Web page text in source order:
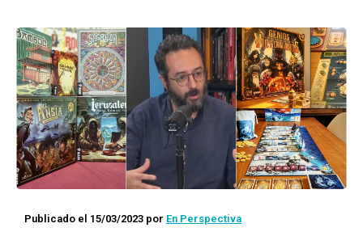
Publicado el 15/03/2023 por En Perspectiva